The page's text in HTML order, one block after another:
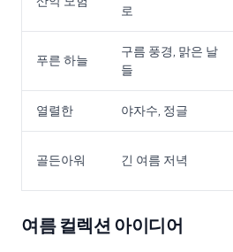
로
푸른 하늘
구름 풍경, 맑은 날
들
열렬한 야자수, 정글
골든아워 긴 여름 저녁
여름 컬렉션 아이디어